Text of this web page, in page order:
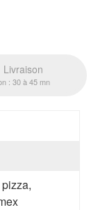
Livraison
: 30 à 45 mn